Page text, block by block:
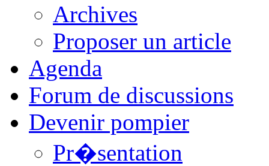
Archives
Proposer un article
Agenda
Forum de discussions
Devenir pompier
Pr�sentation